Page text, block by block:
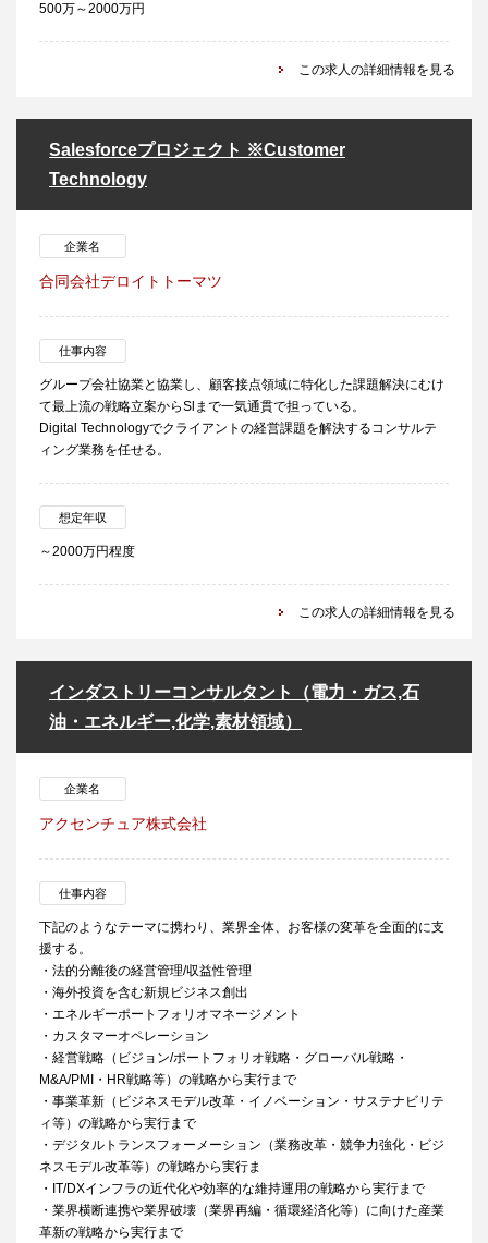
500万～2000万円
この求人の詳細情報を見る
Salesforceプロジェクト ※Customer
Technology
企業名
合同会社デロイトトーマツ
仕事内容
グループ会社協業と協業し、顧客接点領域に特化した課題解決にむけ
て最上流の戦略立案からSlまで一気通貫で担っている。
Digital Technologyでクライアントの経営課題を解決するコンサルテ
ィング業務を任せる。
想定年収
～2000万円程度
この求人の詳細情報を見る
インダストリーコンサルタント（電力・ガス,石
油・エネルギー,化学,素材領域）
企業名
アクセンチュア株式会社
仕事内容
下記のようなテーマに携わり、業界全体、お客様の変革を全面的に支
援する。
・法的分離後の経営管理/収益性管理
・海外投資を含む新規ビジネス創出
・エネルギーポートフォリオマネージメント
・カスタマーオペレーション
・経営戦略（ビジョン/ポートフォリオ戦略・グローバル戦略・
M&A/PMI・HR戦略等）の戦略から実行まで
・事業革新（ビジネスモデル改革・イノベーション・サステナビリテ
ィ等）の戦略から実行まで
・デジタルトランスフォーメーション（業務改革・競争力強化・ビジ
ネスモデル改革等）の戦略から実行ま
・IT/DXインフラの近代化や効率的な維持運用の戦略から実行まで
・業界横断連携や業界破壊（業界再編・循環経済化等）に向けた産業
革新の戦略から実行まで